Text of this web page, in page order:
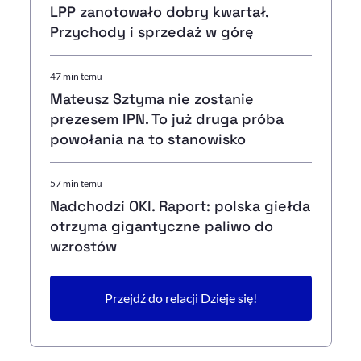
LPP zanotowało dobry kwartał.
Przychody i sprzedaż w górę
47 min temu
Mateusz Sztyma nie zostanie
prezesem IPN. To już druga próba
powołania na to stanowisko
57 min temu
Nadchodzi OKI. Raport: polska giełda
otrzyma gigantyczne paliwo do
wzrostów
Przejdź do relacji Dzieje się!